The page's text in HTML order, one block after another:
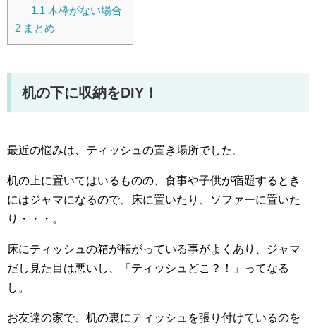
1.1 木枠がない場合
2 まとめ
机の下に収納をDIY！
最近の悩みは、ティッシュの置き場所でした。
机の上に置いてはいるものの、食事や子供が宿題するとき
にはジャマになるので、床に置いたり、ソファーに置いた
り・・・。
床にティッシュの箱が転がっている事がよくあり、ジャマ
だし見た目は悪いし、「ティッシュどこ？！」ってなる
し。
お友達の家で、机の裏にティッシュを張り付けているのを